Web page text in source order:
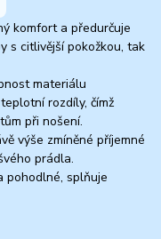
komfort a předurčuje
s citlivější pokožkou, tak
materiálu
rozdíly, čímž
při nošení.
výše zmíněné příjemné
prádla.
pohodlné, splňuje